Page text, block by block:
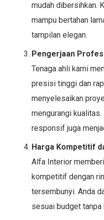
mudah dibersihkan.
mampu bertahan
tampilan elegan.
Pengerjaan
Tenaga ahli kami
presisi tinggi dan
menyelesaikan
mengurangi kualitas.
responsif juga
Harga Kompetitif
Alfa Interior
kompetitif dengan
tersembunyi. Anda
sesuai budget